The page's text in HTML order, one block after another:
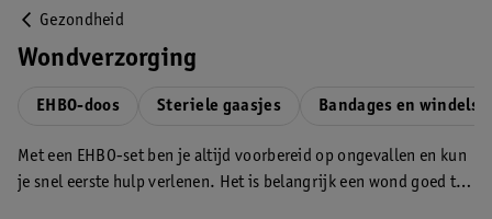
Gezondheid
Wondverzorging
EHBO-doos Steriele gaasjes Bandages en windels
Met een EHBO-set ben je altijd voorbereid op ongevallen en kun
je snel eerste hulp verlenen. Het is belangrijk een wond goed te